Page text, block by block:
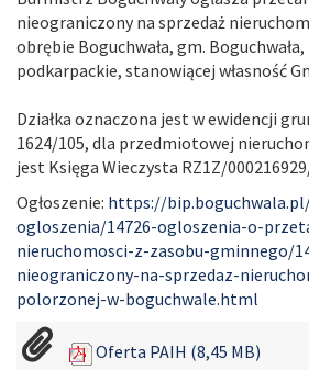
nieograniczony na sprzedaż
obrębie Boguchwała, gm.
podkarpackie, stanowiącej własność
Działka oznaczona jest w ewidencji
1624/105, dla przedmiotowej
jest Księga Wieczysta RZ1Z/
Ogłoszenie: https://
ogloszenia/14726-ogloszenia-o-
nieruchomosci-z-zasobu-gminnego/
nieograniczony-na-sprzedaz-
polorzonej-w-boguchwale.html
Oferta PAIH (8,45 MB)